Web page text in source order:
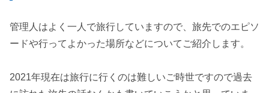
管理人はよく一人で旅行していますので、旅先でのエピソ
ードや行ってよかった場所などについてご紹介します。
2021年現在は旅行に行くのは難しいご時世ですので過去